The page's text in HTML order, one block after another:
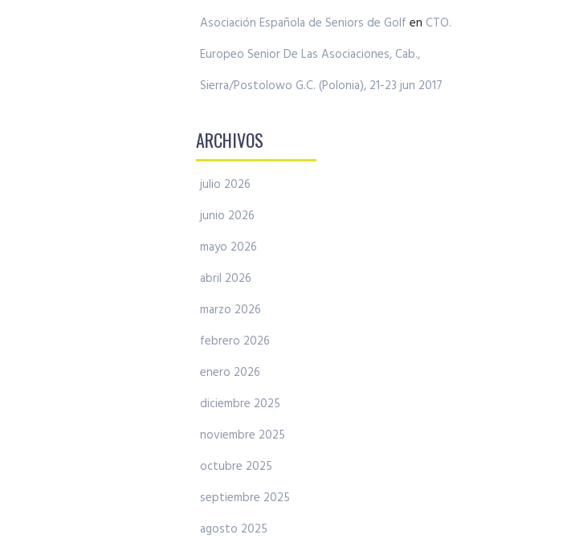
Asociación Española de Seniors de Golf en CTO.
Europeo Senior De Las Asociaciones, Cab.,
Sierra/Postolowo G.C. (Polonia), 21-23 jun 2017
ARCHIVOS
julio 2026
junio 2026
mayo 2026
abril 2026
marzo 2026
febrero 2026
enero 2026
diciembre 2025
noviembre 2025
octubre 2025
septiembre 2025
agosto 2025